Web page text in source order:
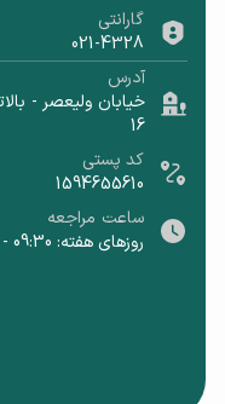
گارانتی
021-4328
آدرس
خیابان ولیعصر -
16
کد پستی
1594655610
ساعت مراجعه
روزهای هفته: 09:30 - 16:30 / پنجشنبه: 09:30 - 12:00